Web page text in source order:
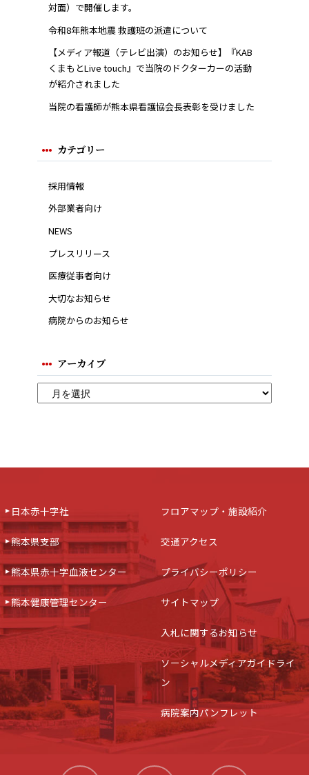
対面）で開催します。
令和8年熊本地震 救護班の派遣について
【メディア報道（テレビ出演）のお知らせ】『KAB
くまもとLive touch』で当院のドクターカーの活動
が紹介されました
当院の看護師が熊本県看護協会長表彰を受けました
カテゴリー
採用情報
外部業者向け
NEWS
プレスリリース
医療従事者向け
大切なお知らせ
病院からのお知らせ
アーカイブ
日本赤十字社
熊本県支部
熊本県赤十字血液センター
熊本健康管理センター
フロアマップ・施設紹介
交通アクセス
プライバシーポリシー
サイトマップ
入札に関するお知らせ
ソーシャルメディアガイドライ
ン
病院案内パンフレット